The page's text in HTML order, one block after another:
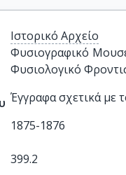
Ιστορικό Αρχείο
Φυσιογραφικό
Φυσιολογικό
Έγγραφα σχετικά με
1875-1876
399.2